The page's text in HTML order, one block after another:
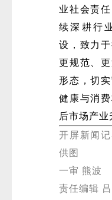
业社会责
续深耕行
设，致力
更规范、
形态，切
健康与消
后市场产业
开屏新闻
供图
一审 熊波
责任编辑